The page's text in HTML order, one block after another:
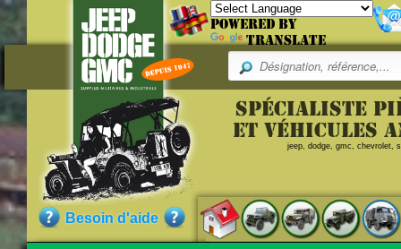
Powered by
Translate
Besoin d'aide
Spécialiste
et véhicules
jeep, dodge, gmc, chevrolet,